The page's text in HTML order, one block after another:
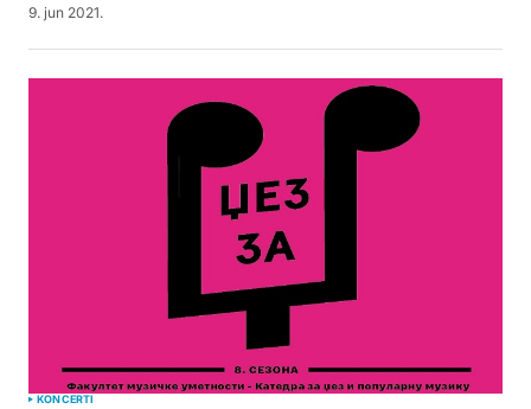
9. jun 2021.
KONCERTI